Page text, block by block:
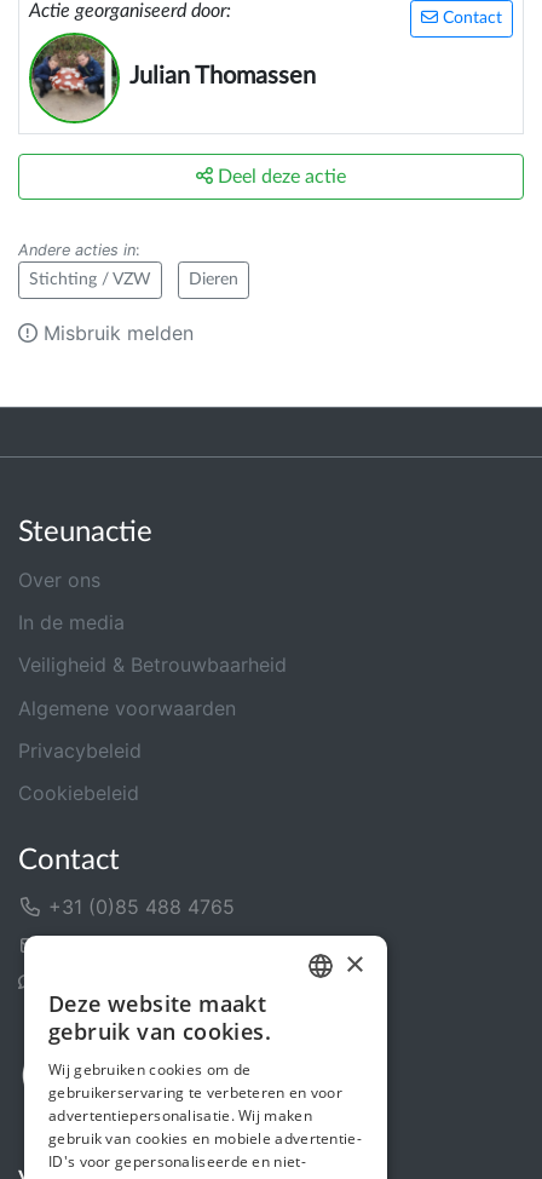
Contact
Actie georganiseerd door:
Julian Thomassen
Deel deze actie
Andere acties in:
Stichting / VZW Dieren
Misbruik melden
Steunactie
Over ons
In de media
Veiligheid & Betrouwbaarheid
Algemene voorwaarden
Privacybeleid
Cookiebeleid
Contact
+31 (0)85 488 4765
ENGLISH
×
Deze website maakt
gebruik van cookies.
Wij gebruiken cookies om de
gebruikerservaring te verbeteren en voor
advertentiepersonalisatie. Wij maken
gebruik van cookies en mobiele advertentie-
ID's voor gepersonaliseerde en niet-